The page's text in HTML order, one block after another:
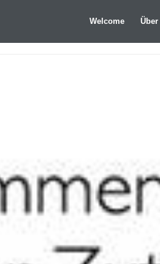
Welcome